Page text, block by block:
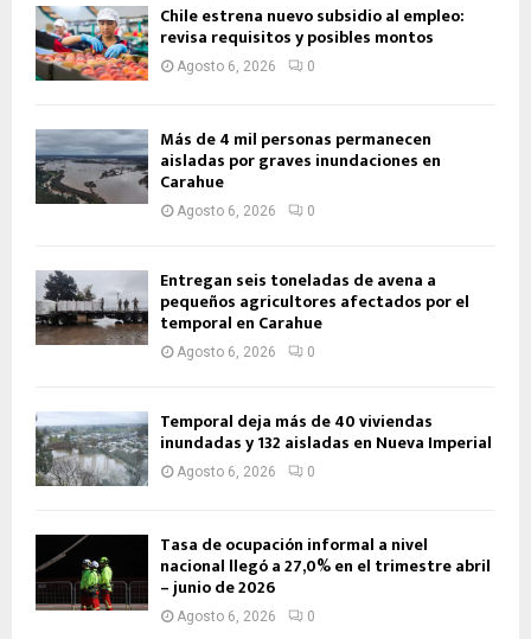
Chile estrena nuevo subsidio al empleo:
revisa requisitos y posibles montos
Agosto 6, 2026 0
Más de 4 mil personas permanecen
aisladas por graves inundaciones en
Carahue
Agosto 6, 2026 0
Entregan seis toneladas de avena a
pequeños agricultores afectados por el
temporal en Carahue
Agosto 6, 2026 0
Temporal deja más de 40 viviendas
inundadas y 132 aisladas en Nueva Imperial
Agosto 6, 2026 0
Tasa de ocupación informal a nivel
nacional llegó a 27,0% en el trimestre abril
– junio de 2026
Agosto 6, 2026 0